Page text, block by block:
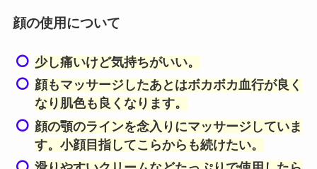
顔の使用について
少し痛いけど気持ちがいい。
顔もマッサージしたあとはボカボカ血行が良く
なり肌色も良くなります。
顔の顎のラインを念入りにマッサージしていま
す。小顔目指してこらからも続けたい。